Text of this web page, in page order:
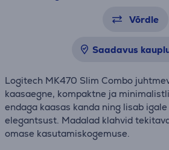
Võrdle
Saadavus
Logitech MK470 Slim Combo
kaasaegne, kompaktne ja
endaga kaasas kanda ning lisab
elegantsust. Madalad klahvid
omase kasutamiskogemuse.